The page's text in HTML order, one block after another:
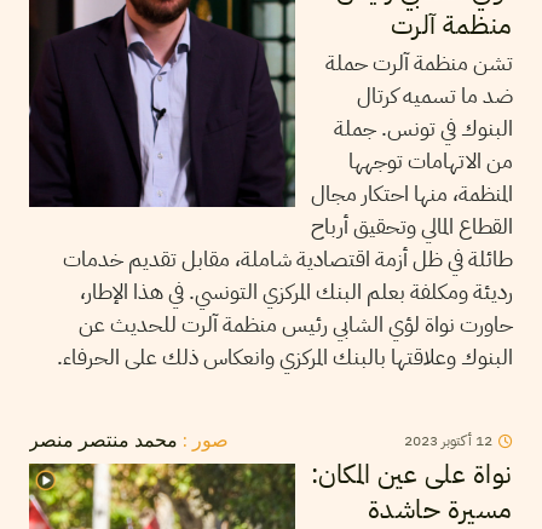
منظمة آلرت
تشن منظمة آلرت حملة
ضد ما تسميه كرتال
البنوك في تونس. جملة
من الاتهامات توجهها
المنظمة، منها احتكار مجال
القطاع المالي وتحقيق أرباح
طائلة في ظل أزمة اقتصادية شاملة، مقابل تقديم خدمات
رديئة ومكلفة بعلم البنك المركزي التونسي. في هذا الإطار،
حاورت نواة لؤي الشابي رئيس منظمة آلرت للحديث عن
البنوك وعلاقتها بالبنك المركزي وانعكاس ذلك على الحرفاء.
صور : محمد منتصر منصر 12 أكتوبر 2023
نواة على عين المكان:
مسيرة حاشدة